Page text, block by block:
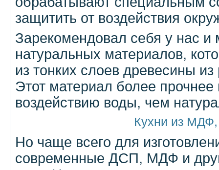
защитить от воздействия
Зарекомендовал себя у нас и
натуральных материалов,
из тонких слоев древесины
Этот материал более
воздействию воды, чем
Кухни из
Но чаще всего для
современные ДСП, МДФ и